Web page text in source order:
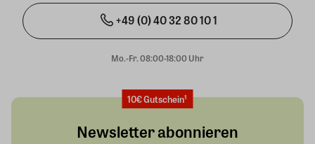
+49 (0) 40 32 80 10 1
Mo.-Fr. 08:00-18:00 Uhr
10€ Gutschein¹
Newsletter abonnieren